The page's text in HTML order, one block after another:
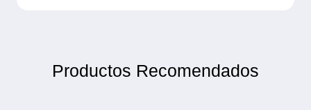
Productos Recomendados